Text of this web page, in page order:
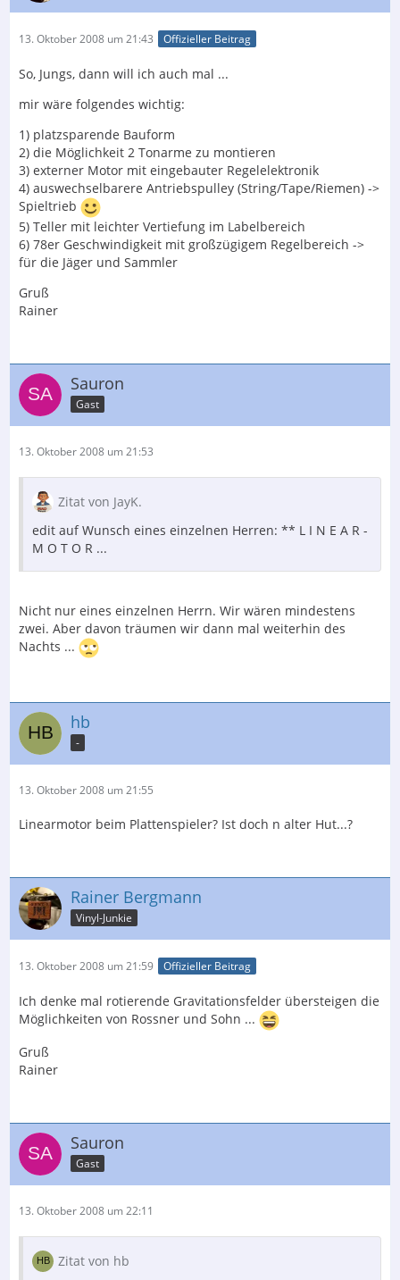
13. Oktober 2008 um 21:43 Offizieller Beitrag
So, Jungs, dann will ich auch mal ...
mir wäre folgendes wichtig:
1) platzsparende Bauform
2) die Möglichkeit 2 Tonarme zu montieren
3) externer Motor mit eingebauter Regelelektronik
4) auswechselbarere Antriebspulley (String/Tape/Riemen) ->
Spieltrieb
5) Teller mit leichter Vertiefung im Labelbereich
6) 78er Geschwindigkeit mit großzügigem Regelbereich ->
für die Jäger und Sammler
Gruß
Rainer
Sauron
Gast
13. Oktober 2008 um 21:53
Zitat von JayK.
edit auf Wunsch eines einzelnen Herren: ** L I N E A R -
M O T O R ...
Nicht nur eines einzelnen Herrn. Wir wären mindestens
zwei. Aber davon träumen wir dann mal weiterhin des
Nachts ...
hb
-
13. Oktober 2008 um 21:55
Linearmotor beim Plattenspieler? Ist doch n alter Hut...?
Rainer Bergmann
Vinyl-Junkie
13. Oktober 2008 um 21:59 Offizieller Beitrag
Ich denke mal rotierende Gravitationsfelder übersteigen die
Möglichkeiten von Rossner und Sohn ...
Gruß
Rainer
Sauron
Gast
13. Oktober 2008 um 22:11
Zitat von hb